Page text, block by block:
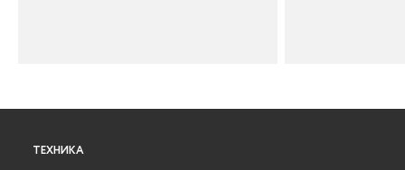
ТЕХНИКА